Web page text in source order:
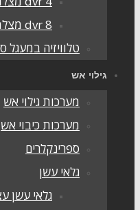
dvr 8 מצלמות
טלוויזיה במעגל סגור
אש
מערכות גילוי אש
מערכות כיבוי אש
ספרינקלרים
גלאי עשן
גלאי עשן עצמאי